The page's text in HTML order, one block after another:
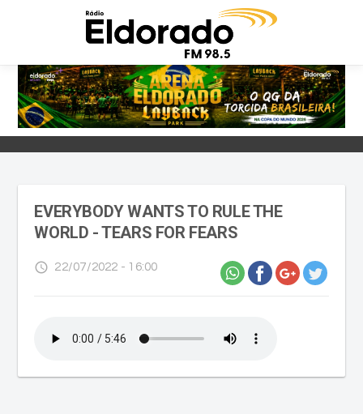
EVERYBODY WANTS TO RULE THE
WORLD - TEARS FOR FEARS
access_time 22/07/2022 - 16:00